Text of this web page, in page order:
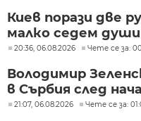
Киев порази две
малко седем души
20:36, 06.08.2026 Чете се за:
Володимир
в Сърбия след
21:07, 06.08.2026 Чете се за: